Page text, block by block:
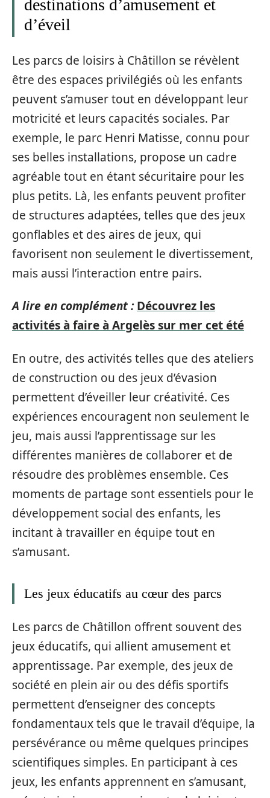
destinations d’amusement et
d’éveil
Les parcs de loisirs à Châtillon se révèlent
être des espaces privilégiés où les enfants
peuvent s’amuser tout en développant leur
motricité et leurs capacités sociales. Par
exemple, le parc Henri Matisse, connu pour
ses belles installations, propose un cadre
agréable tout en étant sécuritaire pour les
plus petits. Là, les enfants peuvent profiter
de structures adaptées, telles que des jeux
gonflables et des aires de jeux, qui
favorisent non seulement le divertissement,
mais aussi l’interaction entre pairs.
A lire en complément : Découvrez les
activités à faire à Argelès sur mer cet été
En outre, des activités telles que des ateliers
de construction ou des jeux d’évasion
permettent d’éveiller leur créativité. Ces
expériences encouragent non seulement le
jeu, mais aussi l’apprentissage sur les
différentes manières de collaborer et de
résoudre des problèmes ensemble. Ces
moments de partage sont essentiels pour le
développement social des enfants, les
incitant à travailler en équipe tout en
s’amusant.
Les jeux éducatifs au cœur des parcs
Les parcs de Châtillon offrent souvent des
jeux éducatifs, qui allient amusement et
apprentissage. Par exemple, des jeux de
société en plein air ou des défis sportifs
permettent d’enseigner des concepts
fondamentaux tels que le travail d’équipe, la
persévérance ou même quelques principes
scientifiques simples. En participant à ces
jeux, les enfants apprennent en s’amusant,